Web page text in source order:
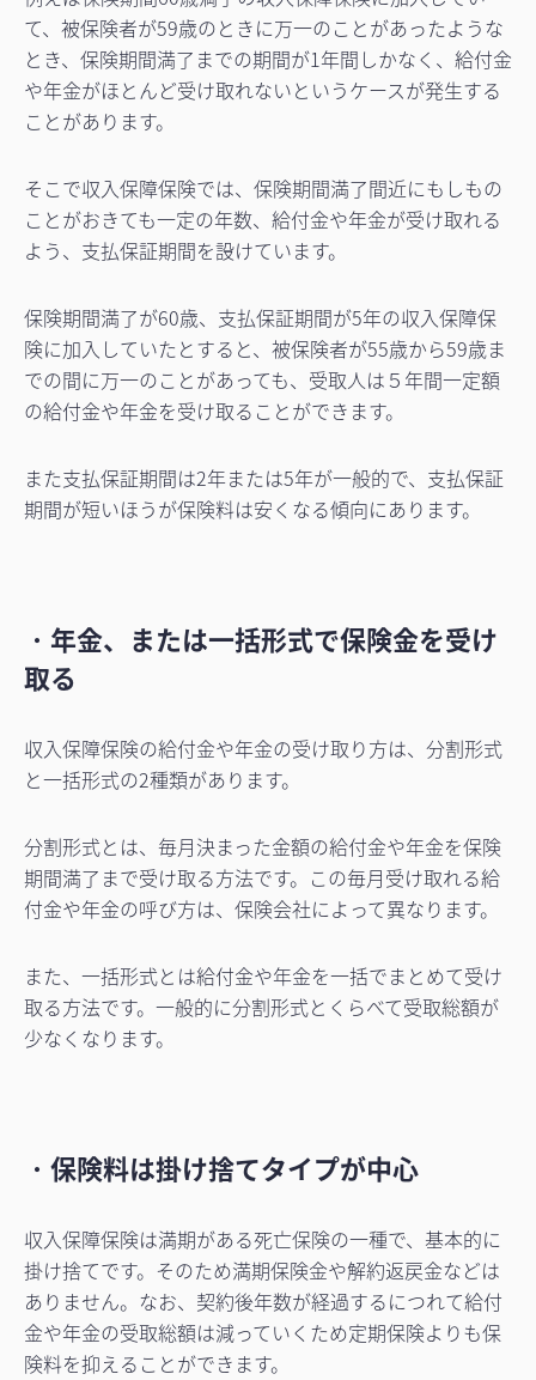
て、被保険者が59歳のときに万一のことがあったような
とき、保険期間満了までの期間が1年間しかなく、給付金
や年金がほとんど受け取れないというケースが発生する
ことがあります。
そこで収入保障保険では、保険期間満了間近にもしもの
ことがおきても一定の年数、給付金や年金が受け取れる
よう、支払保証期間を設けています。
保険期間満了が60歳、支払保証期間が5年の収入保障保
険に加入していたとすると、被保険者が55歳から59歳ま
での間に万一のことがあっても、受取人は５年間一定額
の給付金や年金を受け取ることができます。
また支払保証期間は2年または5年が一般的で、支払保証
期間が短いほうが保険料は安くなる傾向にあります。
・ 年金、または一括形式で保険金を受け
取る
収入保障保険の給付金や年金の受け取り方は、分割形式
と一括形式の2種類があります。
分割形式とは、毎月決まった金額の給付金や年金を保険
期間満了まで受け取る方法です。この毎月受け取れる給
付金や年金の呼び方は、保険会社によって異なります。
また、一括形式とは給付金や年金を一括でまとめて受け
取る方法です。一般的に分割形式とくらべて受取総額が
少なくなります。
・ 保険料は掛け捨てタイプが中心
収入保障保険は満期がある死亡保険の一種で、基本的に
掛け捨てです。そのため満期保険金や解約返戻金などは
ありません。なお、契約後年数が経過するにつれて給付
金や年金の受取総額は減っていくため定期保険よりも保
険料を抑えることができます。